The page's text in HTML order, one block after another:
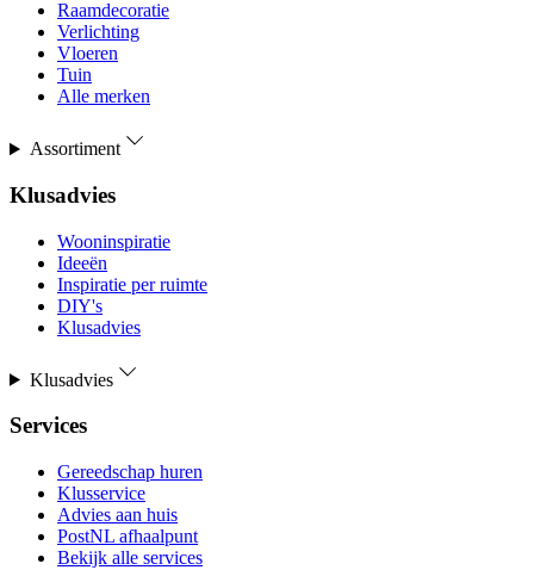
Raamdecoratie
Verlichting
Vloeren
Tuin
Alle merken
Assortiment
Klusadvies
Wooninspiratie
Ideeën
Inspiratie per ruimte
DIY's
Klusadvies
Klusadvies
Services
Gereedschap huren
Klusservice
Advies aan huis
PostNL afhaalpunt
Bekijk alle services